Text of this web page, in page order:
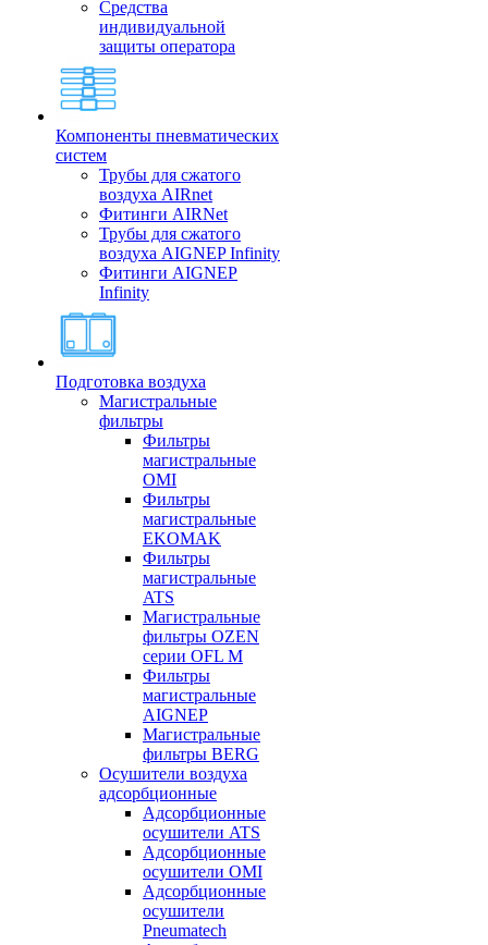
Средства
индивидуальной
защиты оператора
Компоненты пневматических
систем
Трубы для сжатого
воздуха AIRnet
Фитинги AIRNet
Трубы для сжатого
воздуха AIGNEP Infinity
Фитинги AIGNEP
Infinity
Подготовка воздуха
Магистральные
фильтры
Фильтры
магистральные
OMI
Фильтры
магистральные
EKOMAK
Фильтры
магистральные
ATS
Магистральные
фильтры OZEN
серии OFL M
Фильтры
магистральные
AIGNEP
Магистральные
фильтры BERG
Осушители воздуха
адсорбционные
Адсорбционные
осушители ATS
Адсорбционные
осушители OMI
Адсорбционные
осушители
Pneumatech